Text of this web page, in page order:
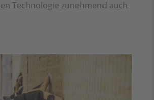
Technologie zunehmend auch